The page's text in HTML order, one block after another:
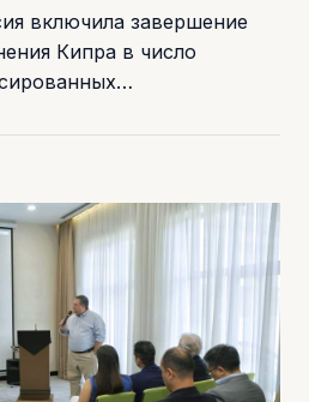
включила завершение
Кипра в число